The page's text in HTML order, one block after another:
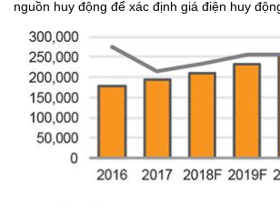
nguồn huy động để xác định giá điện huy